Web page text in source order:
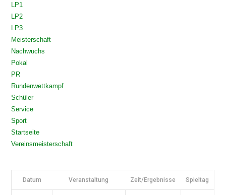
LP1
LP2
LP3
Meisterschaft
Nachwuchs
Pokal
PR
Rundenwettkampf
Schüler
Service
Sport
Startseite
Vereinsmeisterschaft
Datum Veranstaltung Zeit/Ergebnisse Spieltag